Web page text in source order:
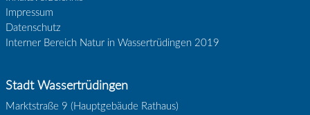
Impressum
Datenschutz
Interner Bereich Natur in Wassertrüdingen 2019
Stadt Wassertrüdingen
Marktstraße 9 (Hauptgebäude Rathaus)